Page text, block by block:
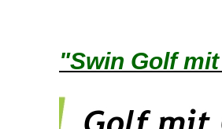
"Swin Golf